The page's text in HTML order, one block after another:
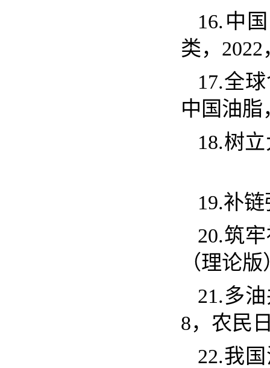
16. 中
类， 2022
17.全
中国油脂
18.树
19.补链
20.筑
（理
21.多
8，农
22.我